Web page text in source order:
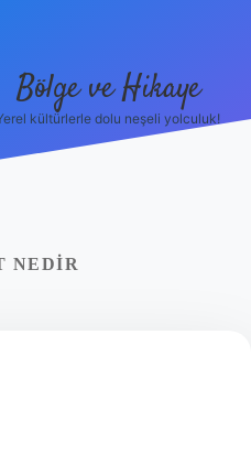
Bölge ve Hikaye
kültürlerle dolu neşeli yolculuk!
NEDIR